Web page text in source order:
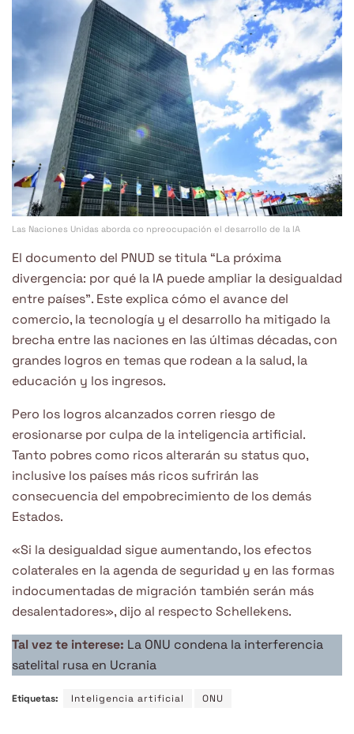
Las Naciones Unidas aborda co npreocupación el desarrollo de la IA
El documento del PNUD se titula “La próxima
divergencia: por qué la IA puede ampliar la desigualdad
entre países”. Este explica cómo el avance del
comercio, la tecnología y el desarrollo ha mitigado la
brecha entre las naciones en las últimas décadas, con
grandes logros en temas que rodean a la salud, la
educación y los ingresos.
Pero los logros alcanzados corren riesgo de
erosionarse por culpa de la inteligencia artificial.
Tanto pobres como ricos alterarán su status quo,
inclusive los países más ricos sufrirán las
consecuencia del empobrecimiento de los demás
Estados.
«Si la desigualdad sigue aumentando, los efectos
colaterales en la agenda de seguridad y en las formas
indocumentadas de migración también serán más
desalentadores», dijo al respecto Schellekens.
Tal vez te interese: La ONU condena la interferencia
satelital rusa en Ucrania
Etiquetas: Inteligencia artificial ONU